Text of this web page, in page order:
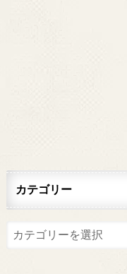
カテゴリー